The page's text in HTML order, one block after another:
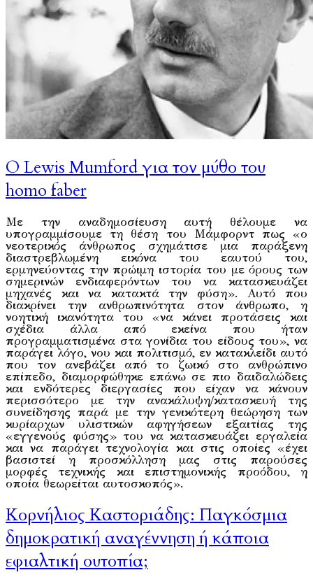
Ο Lewis Mumford για τον μύθο του
homo faber
Με την αναδημοσίευση αυτή θέλουμε να
υπογραμμίσουμε τη θέση του Μάμφορντ πως «ο
νεοτερικός άνθρωπος σχημάτισε μια παράξενη
διαστρεβλωμένη εικόνα του εαυτού του,
ερμηνεύοντας την πρώιμη ιστορία του με όρους των
σημερινών ενδιαφερόντων του να κατασκευάζει
μηχανές και να κατακτά την φύση». Αυτό που
διακρίνει την ανθρωπινότητα στον άνθρωπο, η
νοητική ικανότητα του «να κάνει προτάσεις και
σχέδια άλλα από εκείνα που ήταν
προγραμματισμένα στα γονίδια του είδους του», να
παράγει λόγο, νου και πολιτισμό, εν κατακλείδι αυτό
που τον ανεβάζει από το ζωικό στο ανθρώπινο
επίπεδο, διαμορφώθηκε επάνω σε πιο δαιδαλώδεις
και ενδότερες διεργασίες που είχαν να κάνουν
περισσότερο με την ανακάλυψη/κατασκευή της
συνείδησης παρά με την γενικότερη θεώρηση των
κυρίαρχων υλιστικών αφηγήσεων εξαιτίας της
«εγγενούς φύσης» του να κατασκευάζει εργαλεία
και να παράγει τεχνολογία και στις οποίες «έχει
βασιστεί η προσκόλληση μας στις παρούσες
μορφές τεχνικής και επιστημονικής προόδου, η
οποία θεωρείται αυτοσκοπός».
Κορνήλιος Καστοριάδης: Παγκόσμια
δημοκρατική αναγέννηση ή κάποια
εφιαλτική ουτοπία;